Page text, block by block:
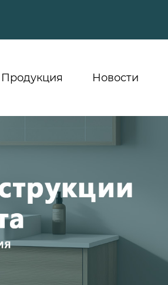
Продукция Новости